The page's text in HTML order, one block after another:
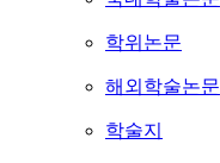
학위논문
해외학술논문
학술지